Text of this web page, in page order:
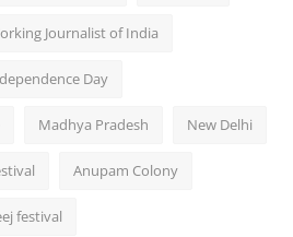
Journalist of India
Day
Madhya Pradesh New Delhi
Anupam Colony
festival